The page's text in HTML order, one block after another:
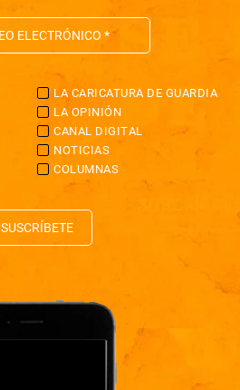
LA CARICATURA DE GUARDIA
LA OPINIÓN
CANAL DIGITAL
NOTICIAS
COLUMNAS
SUSCRÍBETE